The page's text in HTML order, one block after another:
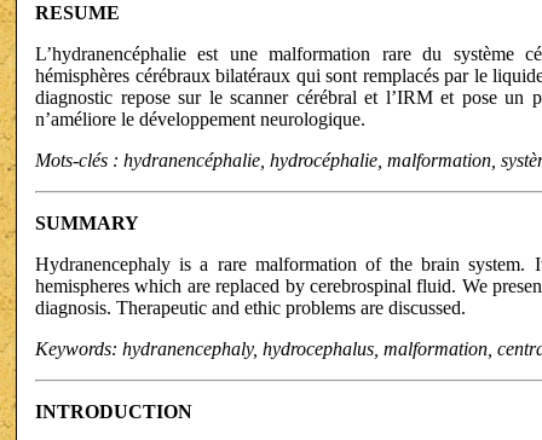
RESUME
L’hydranencéphalie est une malformation rare du système
hémisphères cérébraux bilatéraux qui sont remplacés par le
diagnostic repose sur le scanner cérébral et l’IRM et pose un
n’améliore le développement neurologique.
Mots-clés : hydranencéphalie, hydrocéphalie, malformation,
SUMMARY
Hydranencephaly is a rare malformation of the brain system.
hemispheres which are replaced by cerebrospinal fluid. We
diagnosis. Therapeutic and ethic problems are discussed.
Keywords: hydranencephaly, hydrocephalus, malformation,
INTRODUCTION